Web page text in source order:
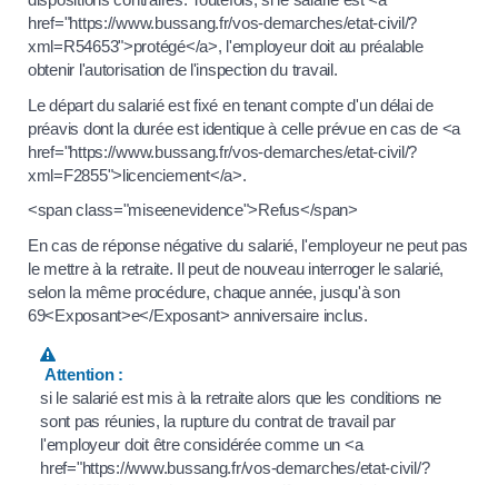
href="https://www.bussang.fr/vos-demarches/etat-civil/?
xml=R54653">protégé</a>, l'employeur doit au préalable
obtenir l'autorisation de l'inspection du travail.
Le départ du salarié est fixé en tenant compte d'un délai de
préavis dont la durée est identique à celle prévue en cas de <a
href="https://www.bussang.fr/vos-demarches/etat-civil/?
xml=F2855">licenciement</a>.
<span class="miseenevidence">Refus</span>
En cas de réponse négative du salarié, l'employeur ne peut pas
le mettre à la retraite. Il peut de nouveau interroger le salarié,
selon la même procédure, chaque année, jusqu'à son
69<Exposant>e</Exposant> anniversaire inclus.
Attention :
si le salarié est mis à la retraite alors que les conditions ne
sont pas réunies, la rupture du contrat de travail par
l'employeur doit être considérée comme un <a
href="https://www.bussang.fr/vos-demarches/etat-civil/?